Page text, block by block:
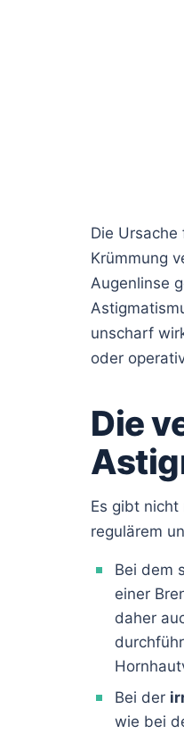
Die
Krümmung
Augenlinse
unscharf
oder
Die
Es gibt
regulärem
Bei dem
einer
daher
Bei der
wie bei